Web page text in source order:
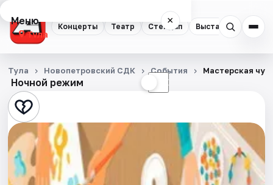
Концерты Театр Стендап Выставки
Меню ×
Тула
Концерты
Театр
Стендап
Выставки
Квесты
Ночной режим ☾
Тула Новопетровский СДК События Мастерская